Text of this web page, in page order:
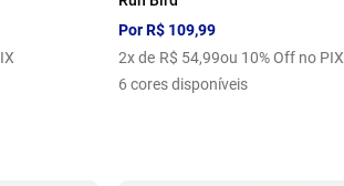
PorR$ 109,99
2x de R$ 54,99ou 10% Off no PIX
6 cores disponíveis